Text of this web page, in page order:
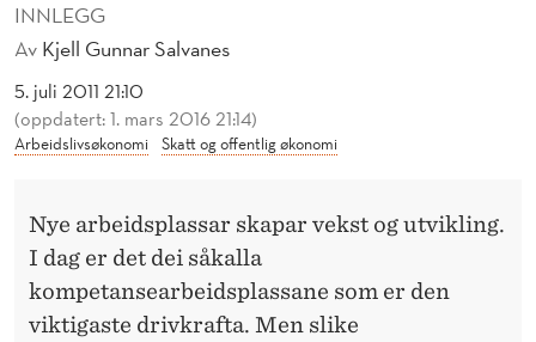
A
P
A
INNLEGG
Av Kjell Gunnar Salvanes
5. juli 2011 21:10
(oppdatert: 1. mars 2016 21:14)
Arbeidslivsøkonomi Skatt og offentlig økonomi
Nye arbeidsplassar skapar vekst og utvikling.
I dag er det dei såkalla
kompetansearbeidsplassane som er den
viktigaste drivkrafta. Men slike